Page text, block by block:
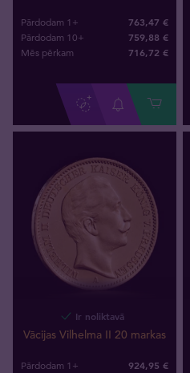
Pārdodam 1+ 763,47 €
Pārdodam 10+ 759,88 €
Mēs pērkam 716,72 €
Ir noliktavā
Vācijas Vilhelma II 20 markas
Pārdodam 1+ 924,95 €